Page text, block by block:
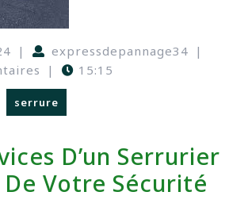
| expressdepannage34 |
| 15:15
serrure
D’un Serrurier
De Votre Sécurité